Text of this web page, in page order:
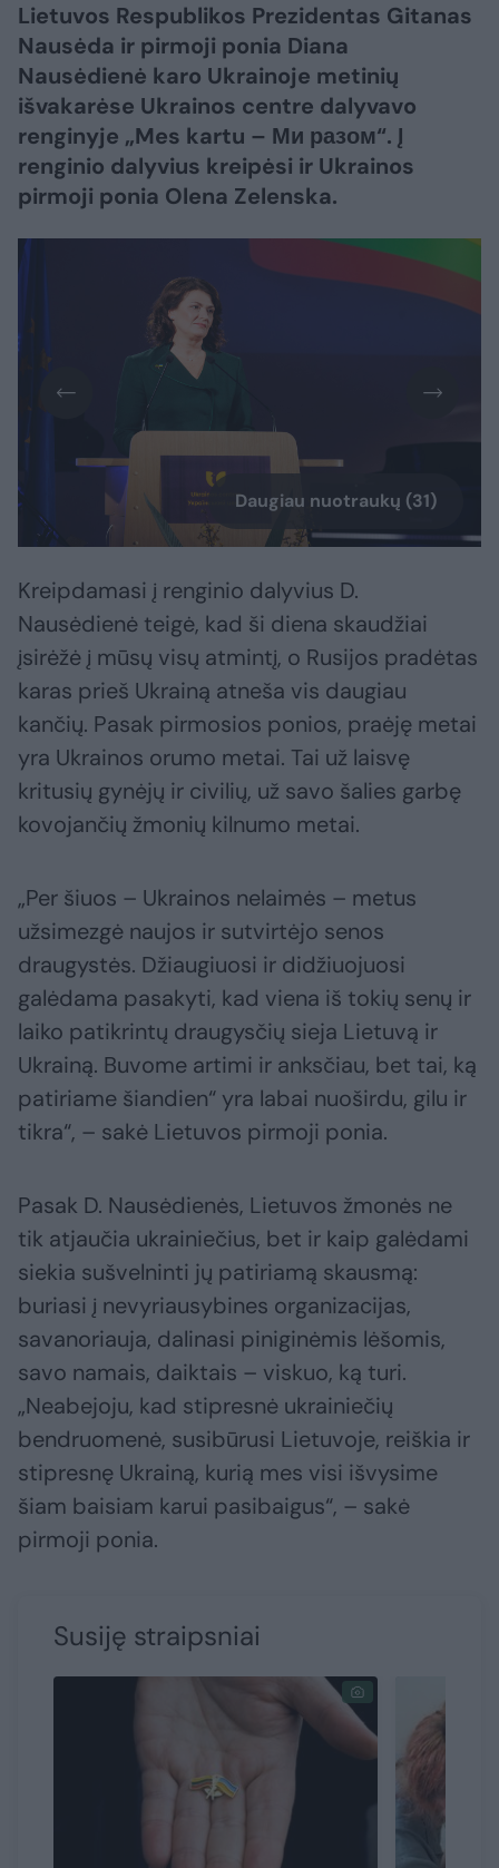
Lietuvos Respublikos Prezidentas Gitanas
Nausėda ir pirmoji ponia Diana
Nausėdienė karo Ukrainoje metinių
išvakarėse Ukrainos centre dalyvavo
renginyje „Mes kartu – Ми разом“. Į
renginio dalyvius kreipėsi ir Ukrainos
pirmoji ponia Olena Zelenska.
Daugiau nuotraukų (31)
Kreipdamasi į renginio dalyvius D.
Nausėdienė teigė, kad ši diena skaudžiai
įsirėžė į mūsų visų atmintį, o Rusijos pradėtas
karas prieš Ukrainą atneša vis daugiau
kančių. Pasak pirmosios ponios, praėję metai
yra Ukrainos orumo metai. Tai už laisvę
kritusių gynėjų ir civilių, už savo šalies garbę
kovojančių žmonių kilnumo metai.
„Per šiuos – Ukrainos nelaimės – metus
užsimezgė naujos ir sutvirtėjo senos
draugystės. Džiaugiuosi ir didžiuojuosi
galėdama pasakyti, kad viena iš tokių senų ir
laiko patikrintų draugysčių sieja Lietuvą ir
Ukrainą. Buvome artimi ir anksčiau, bet tai, ką
patiriame šiandien“ yra labai nuoširdu, gilu ir
tikra“, – sakė Lietuvos pirmoji ponia.
Pasak D. Nausėdienės, Lietuvos žmonės ne
tik atjaučia ukrainiečius, bet ir kaip galėdami
siekia sušvelninti jų patiriamą skausmą:
buriasi į nevyriausybines organizacijas,
savanoriauja, dalinasi piniginėmis lėšomis,
savo namais, daiktais – viskuo, ką turi.
„Neabejoju, kad stipresnė ukrainiečių
bendruomenė, susibūrusi Lietuvoje, reiškia ir
stipresnę Ukrainą, kurią mes visi išvysime
šiam baisiam karui pasibaigus“, – sakė
pirmoji ponia.
Susiję straipsniai